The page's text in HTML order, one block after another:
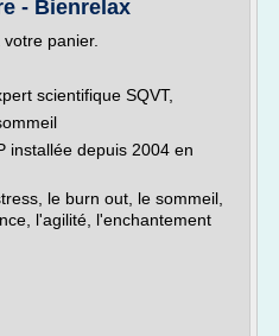
- Bienrelax
panier.
scientifique SQVT,
installée depuis 2004 en
le burn out, le sommeil,
l'agilité, l'enchantement